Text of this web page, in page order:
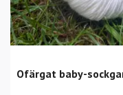
Ofärgat baby-